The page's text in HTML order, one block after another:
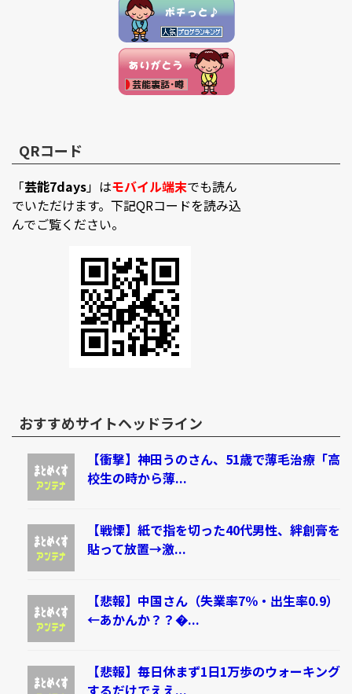
QRコード
「芸能7days」はモバイル端末でも読ん
でいただけます。下記QRコードを読み込
んでご覧ください。
おすすめサイトヘッドライン
【衝撃】神田うのさん、51歳で薄毛治療「高
校生の時から薄...
【戦慄】紙で指を切った40代男性、絆創膏を
貼って放置→激...
【悲報】中国さん（失業率7％・出生率0.9）
←あかんか？？�...
【悲報】毎日休まず1日1万歩のウォーキング
するだけでええ...